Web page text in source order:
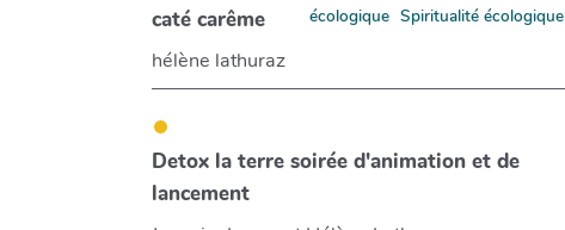
caté carême
écologique Spiritualité écologique
hélène lathuraz
Detox la terre soirée d'animation et de
lancement